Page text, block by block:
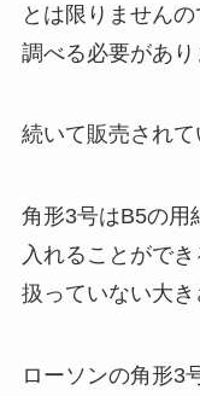
とは限りません
調べる必要があり
続いて販売されて
角形3号はB5の用
入れることがで
扱っていない大き
ローソンの角形3